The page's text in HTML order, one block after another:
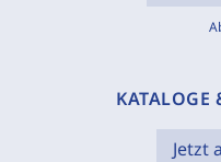
KATALOGE
Jetzt